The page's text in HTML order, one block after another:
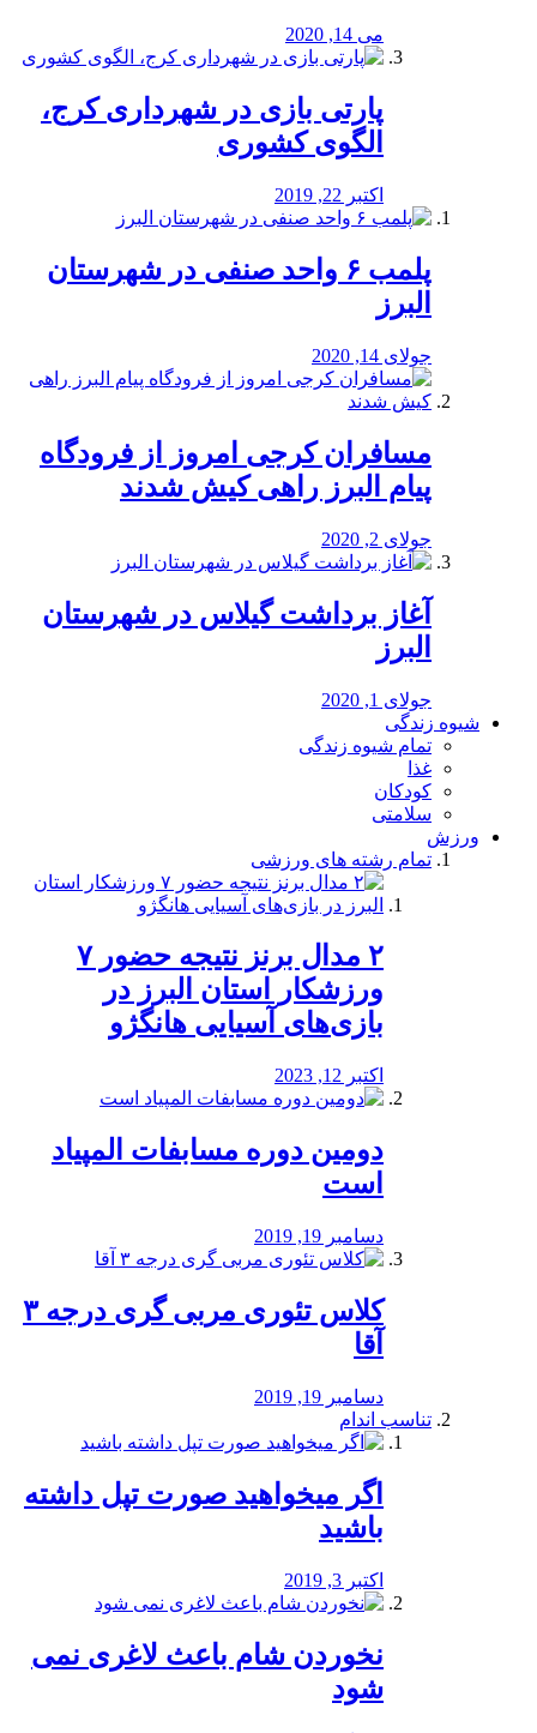
می 14, 2020
پارتی بازی در شهرداری کرج،
الگوی کشوری
اکتبر 22, 2019
پلمب ۶ واحد صنفی در شهرستان
البرز
جولای 14, 2020
مسافران کرجی امروز از فرودگاه
پیام البرز راهی کیش شدند
جولای 2, 2020
آغاز برداشت گیلاس در شهرستان
البرز
جولای 1, 2020
شیوه زندگی
تمام شیوه زندگی
غذا
کودکان
سلامتی
ورزش
تمام رشته های ورزشی
۲ مدال برنز نتیجه حضور ۷
ورزشکار استان البرز در
بازی‌های آسیایی هانگژو
اکتبر 12, 2023
دومین دوره مسابفات المپیاد
است
دسامبر 19, 2019
کلاس تئوری مربی گری درجه ۳
آقا
دسامبر 19, 2019
تناسب اندام
اگر میخواهید صورت تپل داشته
باشید
اکتبر 3, 2019
نخوردن شام باعث لاغری نمی
‌شود